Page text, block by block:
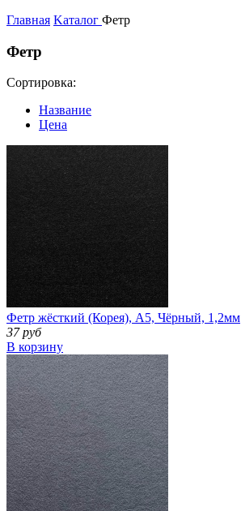
Главная Kаталог Фетр
Фетр
Сортировка:
Название
Цена
Фетр жёсткий (Корея), А5, Чёрный, 1,2мм
37 руб
В корзину